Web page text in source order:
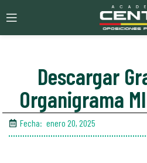
Descargar
Organigrama
Fecha: enero 20, 2025